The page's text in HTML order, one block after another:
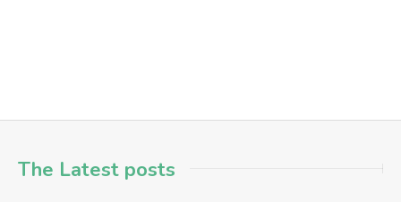
The Latest posts